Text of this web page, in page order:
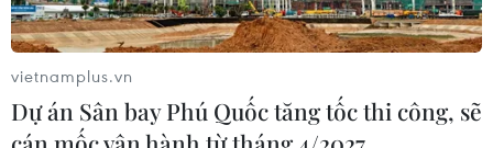
vietnamplus.vn
Dự án Sân bay Phú Quốc tăng tốc thi công, sẽ